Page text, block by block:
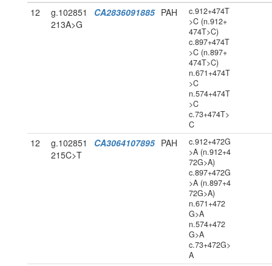
12
g.102851
213A>G
CA2836091885 PAH
c.912+474T
>C (n.912+
474T>C)
c.897+474T
>C (n.897+
474T>C)
n.671+474T
>C
n.574+474T
>C
c.73+474T>
C
12
g.102851
215C>T
CA3064107895 PAH
c.912+472G
>A (n.912+4
72G>A)
c.897+472G
>A (n.897+4
72G>A)
n.671+472
G>A
n.574+472
G>A
c.73+472G>
A